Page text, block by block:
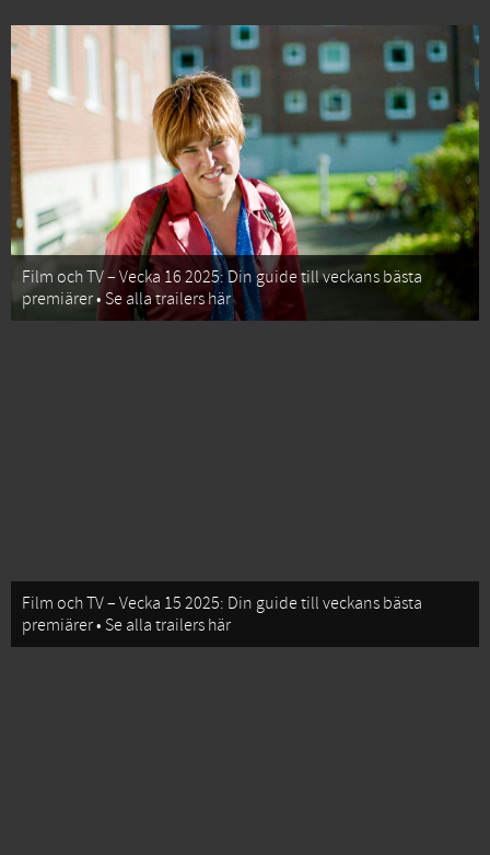
Film och TV – Vecka 16 2025: Din guide till veckans bästa
premiärer • Se alla trailers här
Film och TV – Vecka 15 2025: Din guide till veckans bästa
premiärer • Se alla trailers här